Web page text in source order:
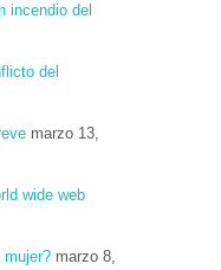
incendio del
del
marzo 13,
wide web
mujer? marzo 8,